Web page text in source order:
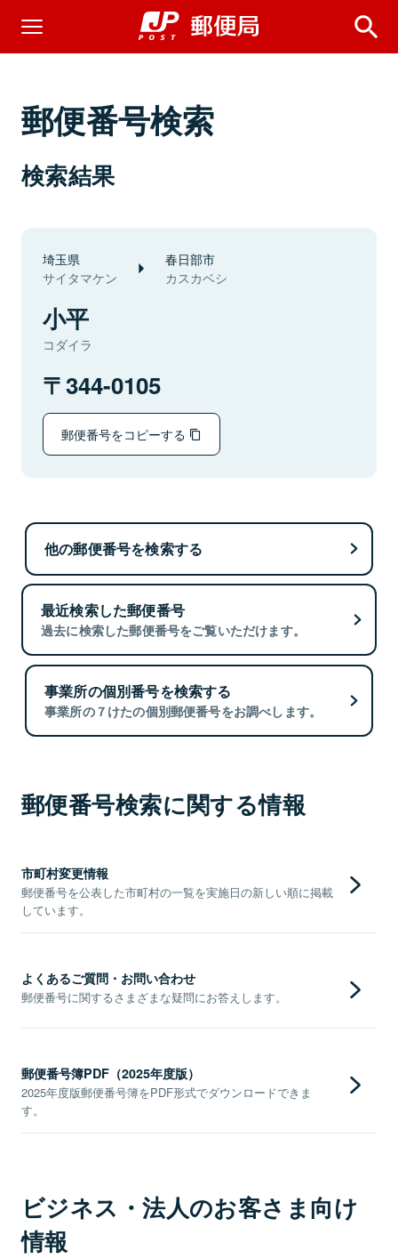
郵便番号検索
検索結果
埼玉県
サイタマケン
春日部市
カスカベシ
小平
コダイラ
344-0105
郵便番号をコピーする
他の郵便番号を検索する
最近検索した郵便番号
過去に検索した郵便番号をご覧いただけます。
事業所の個別番号を検索する
事業所の７けたの個別郵便番号をお調べします。
郵便番号検索に関する情報
市町村変更情報
郵便番号を公表した市町村の一覧を実施日の新しい順に掲載
しています。
よくあるご質問・お問い合わせ
郵便番号に関するさまざまな疑問にお答えします。
郵便番号簿PDF（2025年度版）
2025年度版郵便番号簿をPDF形式でダウンロードできま
す。
ビジネス・法人のお客さま向け
情報